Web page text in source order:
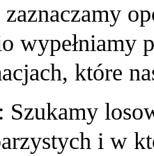
wypełniamy
które
Szukamy
i w